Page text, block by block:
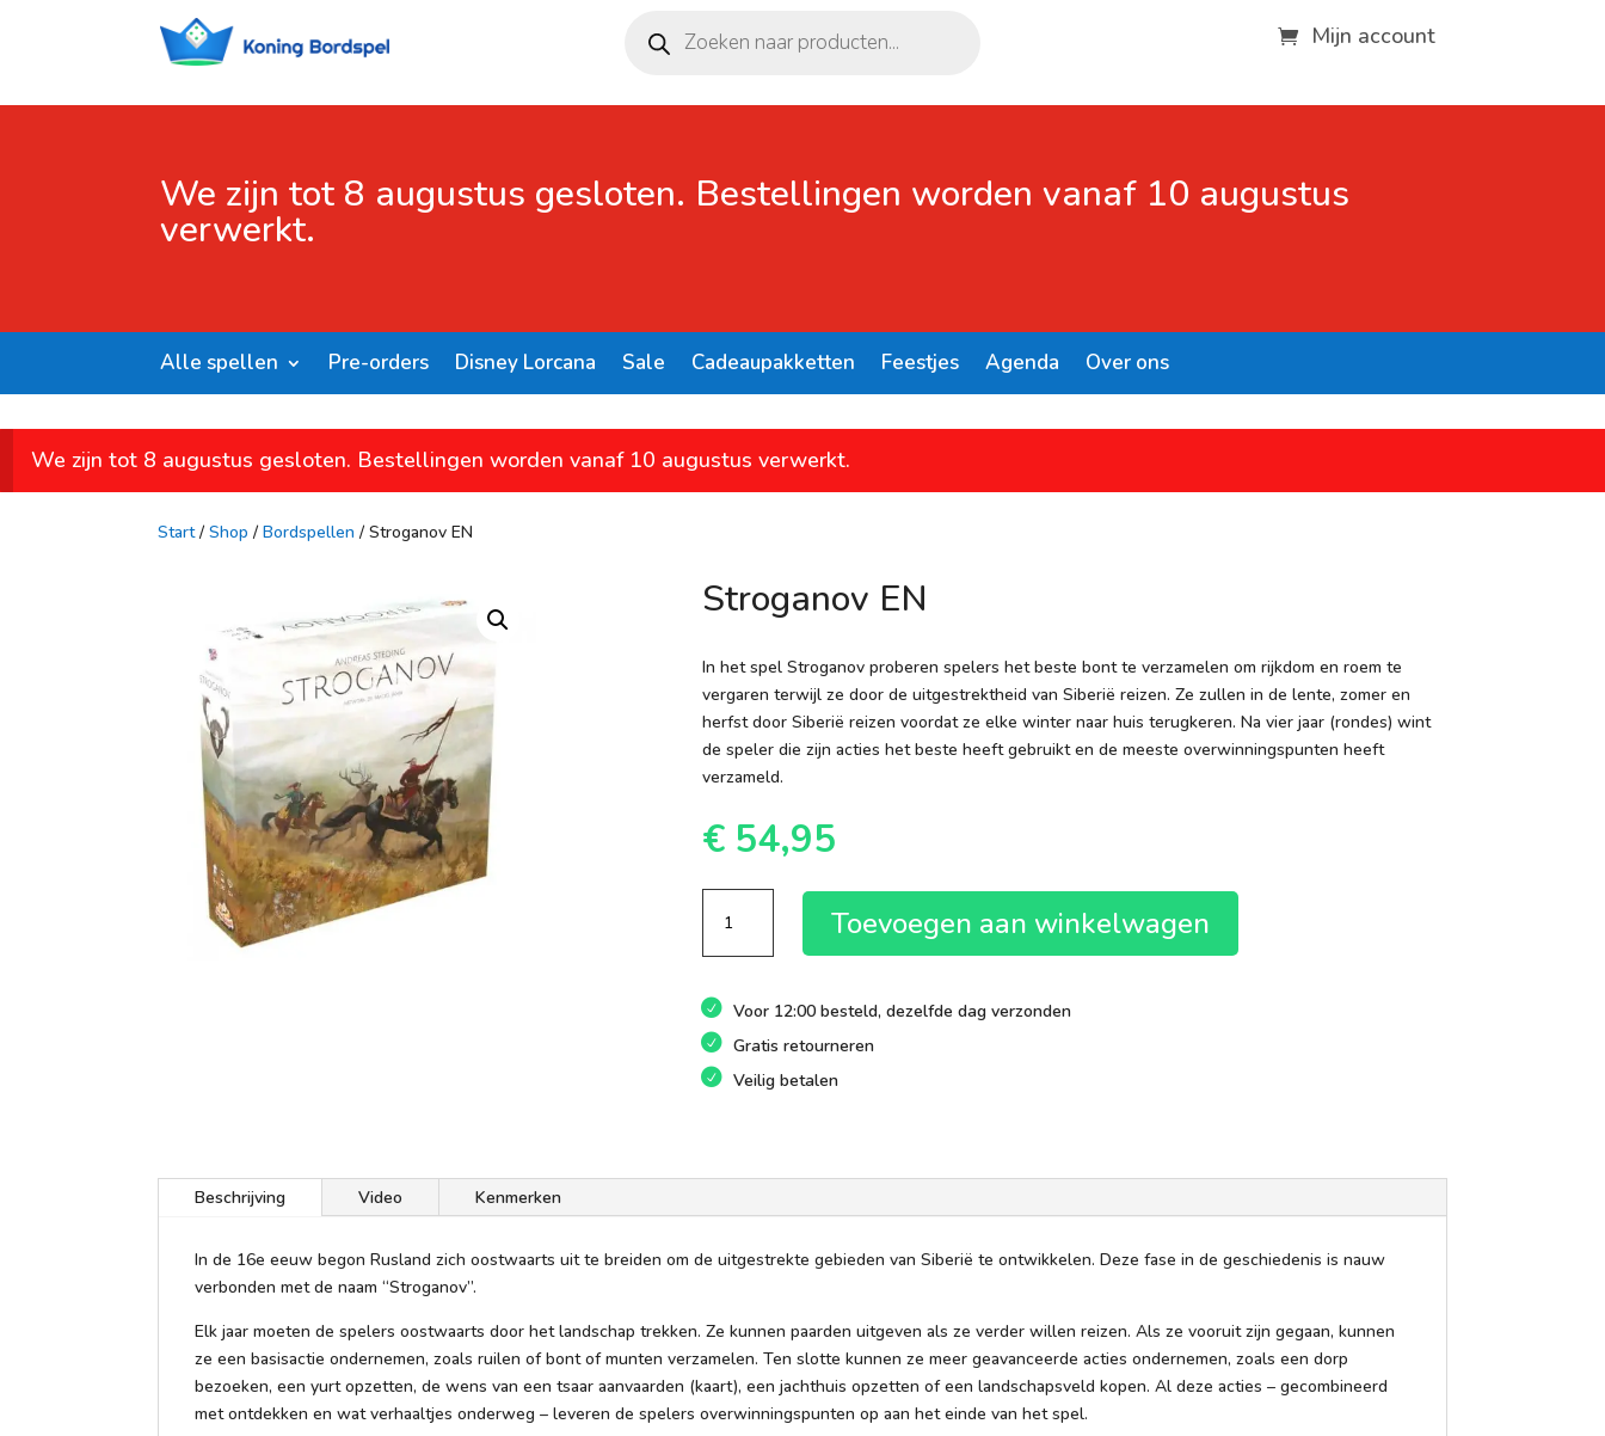
zoeken Mijn account
We zijn tot 8 augustus gesloten. Bestellingen worden vanaf 10 augustus
verwerkt.
Alle spellen Pre-orders Disney Lorcana Sale Cadeaupakketten Feestjes Agenda Over ons
We zijn tot 8 augustus gesloten. Bestellingen worden vanaf 10 augustus verwerkt.
Start/ Shop / Bordspellen / Stroganov EN
Stroganov EN
In het spel Stroganov proberen spelers het beste bont te verzamelen om rijkdom en roem te
vergaren terwijl ze door de uitgestrektheid van Siberië reizen. Ze zullen in de lente, zomer en
herfst door Siberië reizen voordat ze elke winter naar huis terugkeren. Na vier jaar (rondes) wint
de speler die zijn acties het beste heeft gebruikt en de meeste overwinningspunten heeft
verzameld.
€54,95
aantal
Toevoegen aan winkelwagen
Voor 12:00 besteld, dezelfde dag verzonden
Gratis retourneren
Veilig betalen
Beschrijving Video Kenmerken
In de 16e eeuw begon Rusland zich oostwaarts uit te breiden om de uitgestrekte gebieden van Siberië te ontwikkelen. Deze fase in de geschiedenis is nauw
verbonden met de naam “Stroganov”.
Elk jaar moeten de spelers oostwaarts door het landschap trekken. Ze kunnen paarden uitgeven als ze verder willen reizen. Als ze vooruit zijn gegaan, kunnen
ze een basisactie ondernemen, zoals ruilen of bont of munten verzamelen. Ten slotte kunnen ze meer geavanceerde acties ondernemen, zoals een dorp
bezoeken, een yurt opzetten, de wens van een tsaar aanvaarden (kaart), een jachthuis opzetten of een landschapsveld kopen. Al deze acties – gecombineerd
met ontdekken en wat verhaaltjes onderweg – leveren de spelers overwinningspunten op aan het einde van het spel.